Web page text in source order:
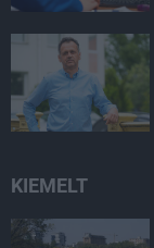
KIEMELT